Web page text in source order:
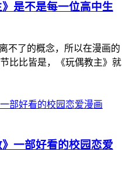
是不是每一位高中生
不了的概念，所以在漫画的
比比皆是，《玩偶教主》就
一部好看的校园恋爱